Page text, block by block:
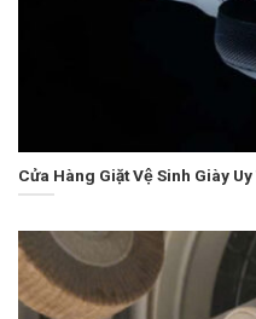
Cửa Hàng Giặt Vệ Sinh Giày